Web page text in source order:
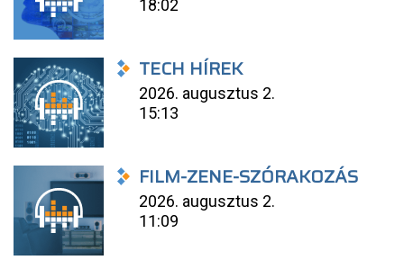
18:02
TECH HÍREK
2026. augusztus 2.
15:13
FILM-ZENE-SZÓRAKOZÁS
2026. augusztus 2.
11:09